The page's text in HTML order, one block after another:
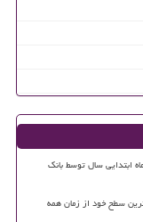
پرداخت بالاتر از ۲۲۰۰ فقره تسهیلات ازدواج و فرزندآوری در ۲ ماه ابتدایی سال توسط بانک
سطح خود از زمان همه